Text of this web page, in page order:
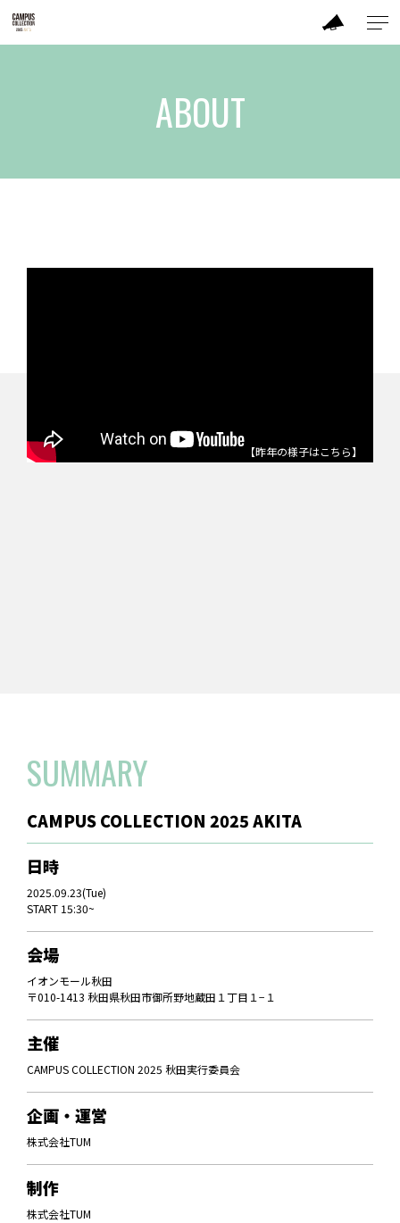
ABOUT
【昨年の様子はこちら】
SUMMARY
CAMPUS COLLECTION 2025 AKITA
日時
2025.09.23(Tue)
START 15:30~
会場
イオンモール秋田
〒010-1413 秋田県秋田市御所野地蔵田１丁目１−１
主催
CAMPUS COLLECTION 2025 秋田実行委員会
企画・運営
株式会社TUM
制作
株式会社TUM